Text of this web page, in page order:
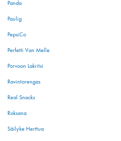
Panda
Paulig
PepsiCo
Perfetti Van Melle
Porvoon Lakritsi
Ravintorengas
Real Snacks
Roksana
Säilyke Herttua